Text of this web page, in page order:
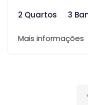
2 Quartos
3
Mais informações
‹